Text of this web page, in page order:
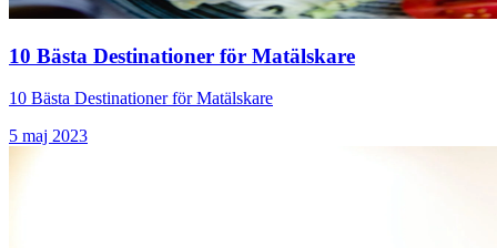
10 Bästa Destinationer för Matälskare
10 Bästa Destinationer för Matälskare
5 maj 2023